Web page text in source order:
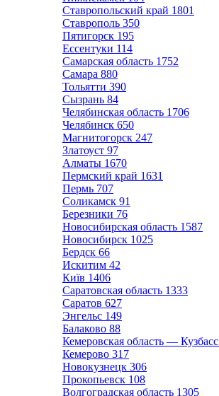
Ставропольский край 1801
Ставрополь 350
Пятигорск 195
Ессентуки 114
Самарская область 1752
Самара 880
Тольятти 390
Сызрань 84
Челябинская область 1706
Челябинск 650
Магнитогорск 247
Златоуст 97
Алматы 1670
Пермский край 1631
Пермь 707
Соликамск 91
Березники 76
Новосибирская область 1587
Новосибирск 1025
Бердск 66
Искитим 42
Київ 1406
Саратовская область 1333
Саратов 627
Энгельс 149
Балаково 88
Кемеровская область — Кузбасс
Кемерово 317
Новокузнецк 306
Прокопьевск 108
Волгоградская область 1305